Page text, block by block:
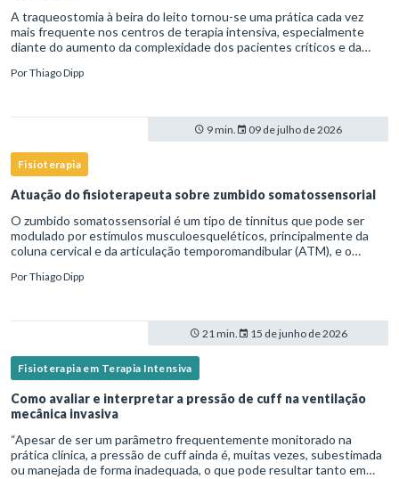
A traqueostomia à beira do leito tornou-se uma prática cada vez
mais frequente nos centros de terapia intensiva, especialmente
diante do aumento da complexidade dos pacientes críticos e da
PorThiago Dipp
9 min. 09 de julho de 2026
Fisioterapia
Atuação do fisioterapeuta sobre zumbido somatossensorial
O zumbido somatossensorial é um tipo de tinnitus que pode ser
modulado por estímulos musculoesqueléticos, principalmente da
coluna cervical e da articulação temporomandibular (ATM), e o
PorThiago Dipp
21 min. 15 de junho de 2026
Fisioterapia em Terapia Intensiva
Como avaliar e interpretar a pressão de cuff na ventilação
mecânica invasiva
“Apesar de ser um parâmetro frequentemente monitorado na
prática clínica, a pressão de cuff ainda é, muitas vezes, subestimada
ou manejada de forma inadequada, o que pode resultar tanto em